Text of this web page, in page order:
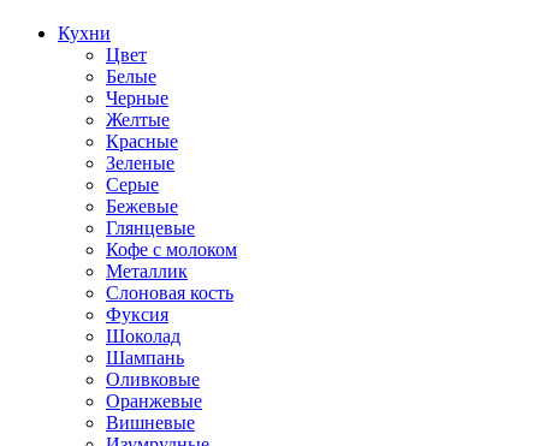
Кухни
Цвет
Белые
Черные
Желтые
Красные
Зеленые
Серые
Бежевые
Глянцевые
Кофе с молоком
Металлик
Слоновая кость
Фуксия
Шоколад
Шампань
Оливковые
Оранжевые
Вишневые